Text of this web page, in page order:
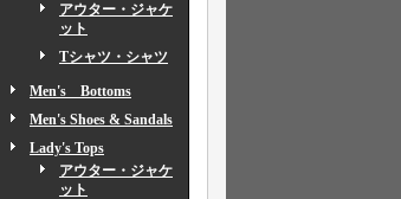
アウター・ジャケ
ット
Tシャツ・シャツ
Men's Bottoms
Men's Shoes & Sandals
Lady's Tops
アウター・ジャケ
ット